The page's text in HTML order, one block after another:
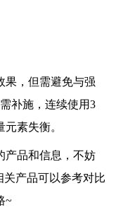
果，但需避免与强
补施，连续使用3
素失衡。
产品和信息，不妨
关产品可以参考对比
~